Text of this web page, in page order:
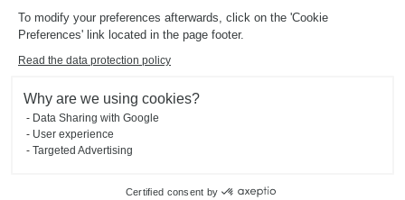
To modify your preferences afterwards, click on the 'Cookie
Preferences' link located in the page footer.
Read the data protection policy
Why are we using cookies?
Data Sharing with Google
User experience
Targeted Advertising
Certified consent by
Unsere Studios in der Welt
2025 © SCHMIDT Groupe
Impressum
Datenschutzerklärung